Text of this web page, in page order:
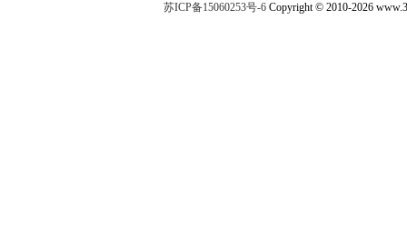
苏ICP备15060253号-6Copyright©2010-2026